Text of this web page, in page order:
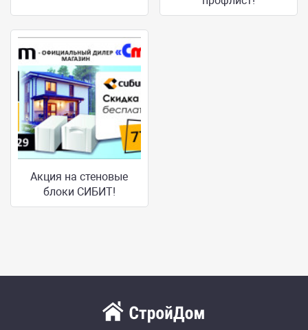
Акция на стеновые
блоки СИБИТ!